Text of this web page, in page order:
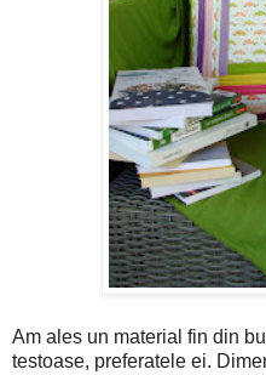
Am ales un material fin din
testoase, preferatele ei.